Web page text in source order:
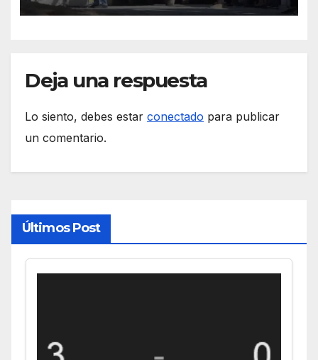
Deja una respuesta
Lo siento, debes estar conectado para publicar
un comentario.
Últimos Post